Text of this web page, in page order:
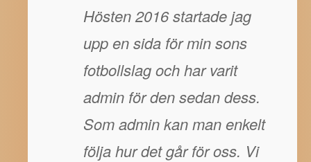
Hösten 2016 startade jag
upp en sida för min sons
fotbollslag och har varit
admin för den sedan dess.
Som admin kan man enkelt
följa hur det går för oss. Vi